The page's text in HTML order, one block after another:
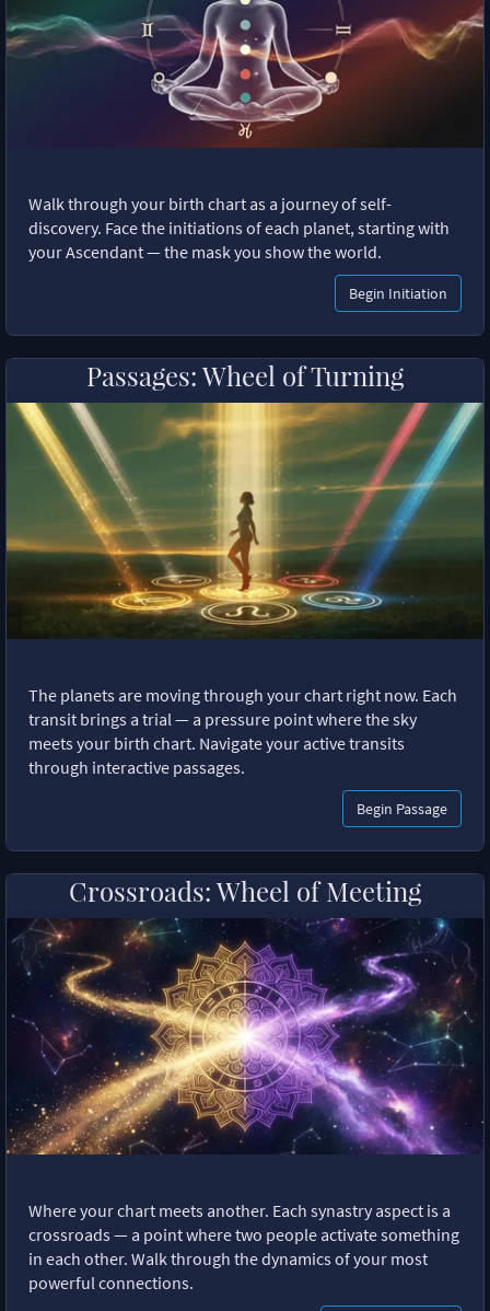
Walk through your birth chart as a journey of self-
discovery. Face the initiations of each planet, starting with
your Ascendant — the mask you show the world.
Begin Initiation
Passages: Wheel of Turning
The planets are moving through your chart right now. Each
transit brings a trial — a pressure point where the sky
meets your birth chart. Navigate your active transits
through interactive passages.
Begin Passage
Crossroads: Wheel of Meeting
Where your chart meets another. Each synastry aspect is a
crossroads — a point where two people activate something
in each other. Walk through the dynamics of your most
powerful connections.